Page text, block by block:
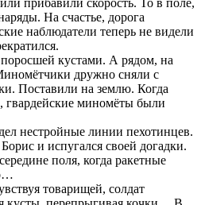
На счастье, дорога
наблюдатели теперь не видели
кустами. А рядом, на
дружно сняли с
Поставили на землю. Когда
гвардейские миномёты были
нестройные линии пехотинцев.
и испугался своей догадки.
поля, когда ракетные
товарищей, солдат